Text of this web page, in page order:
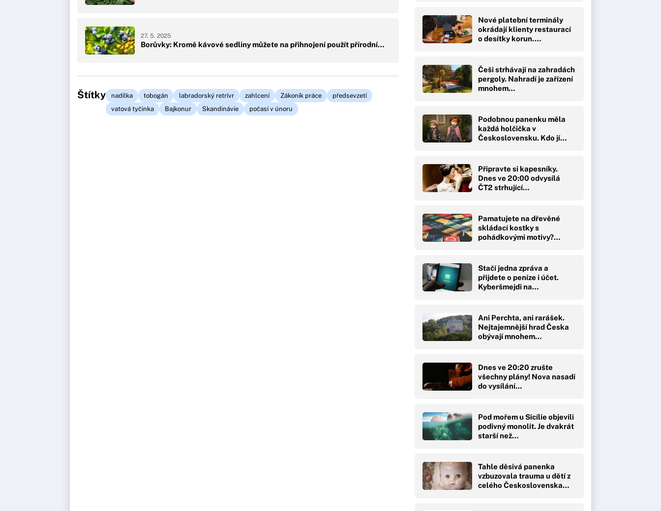
Borůvky: Kromě kávové sedliny můžete na přihnojení použít přírodní…
27. 5. 2025
Štítky nadílka tobogán labradorský retrívr zahlcení Zákoník práce
předsevzetí
vatová tyčinka
Bajkonur Skandinávie počasí v únoru
Nové platební terminály
okrádají klienty restaurací
o desítky korun.…
Češi strhávají na zahradách
pergoly. Nahradí je zařízení
mnohem…
Podobnou panenku měla
každá holčička v
Československu. Kdo jí…
Připravte si kapesníky.
Dnes ve 20:00 odvysílá
ČT2 strhující…
Pamatujete na dřevěné
skládací kostky s
pohádkovými motivy?…
Stačí jedna zpráva a
přijdete o peníze i účet.
Kyberšmejdi na…
Ani Perchta, ani rarášek.
Nejtajemnější hrad Česka
obývají mnohem…
Dnes ve 20:20 zrušte
všechny plány! Nova nasadí
do vysílání…
Pod mořem u Sicílie objevili
podivný monolit. Je dvakrát
starší než…
Tahle děsivá panenka
vzbuzovala trauma u dětí z
celého Československa…